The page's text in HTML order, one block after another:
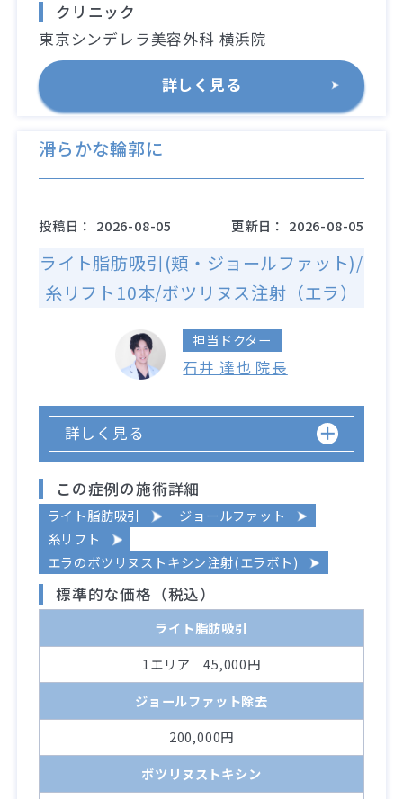
クリニック
東京シンデレラ美容外科 横浜院
詳しく見る
滑らかな輪郭に
投稿日： 2026-08-05 更新日： 2026-08-05
ライト脂肪吸引(頬・ジョールファット)/
糸リフト10本/ボツリヌス注射（エラ）
担当ドクター
石井 達也 院長
詳しく見る
この症例の施術詳細
ライト脂肪吸引
ジョールファット
糸リフト
エラのボツリヌストキシン注射(エラボト)
標準的な価格（税込）
ライト脂肪吸引
1エリア 45,000円
ジョールファット除去
200,000円
ボツリヌストキシン